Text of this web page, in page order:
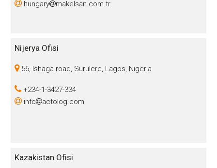
hungary makelsan.com.tr
Nijerya Ofisi
56, Ishaga road, Surulere, Lagos, Nigeria
+234-1-3427-334
info
actolog.com
Kazakistan Ofisi